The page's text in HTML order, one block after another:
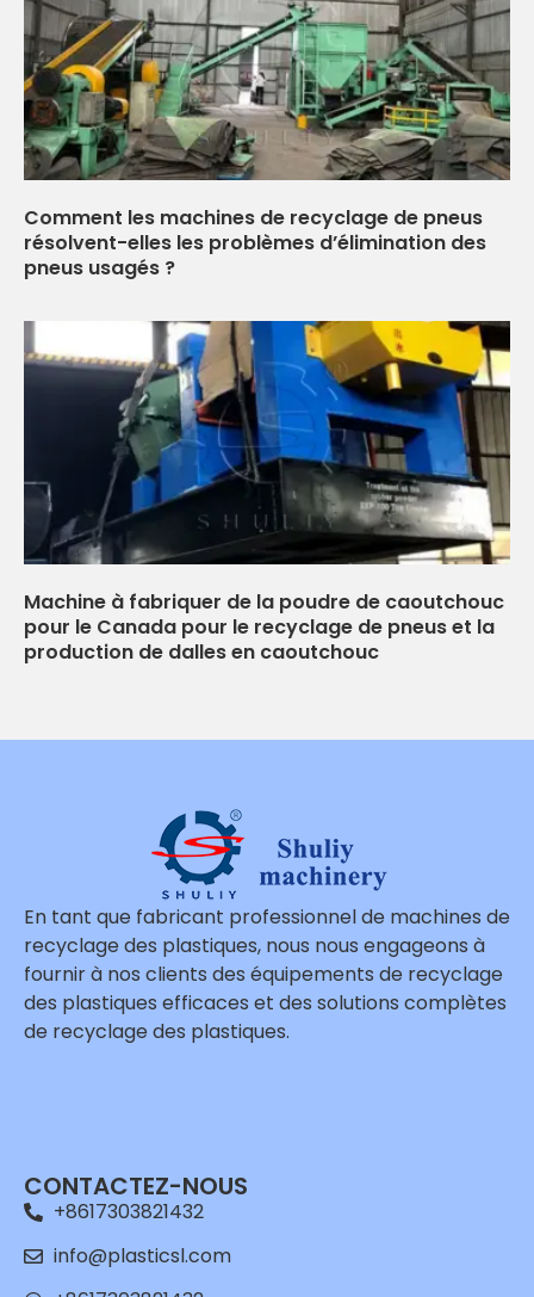
Comment les machines de recyclage de pneus
résolvent-elles les problèmes d’élimination des
pneus usagés ?
Machine à fabriquer de la poudre de caoutchouc
pour le Canada pour le recyclage de pneus et la
production de dalles en caoutchouc
En tant que fabricant professionnel de machines de
recyclage des plastiques, nous nous engageons à
fournir à nos clients des équipements de recyclage
des plastiques efficaces et des solutions complètes
de recyclage des plastiques.
CONTACTEZ-NOUS
+8617303821432
info@plasticsl.com